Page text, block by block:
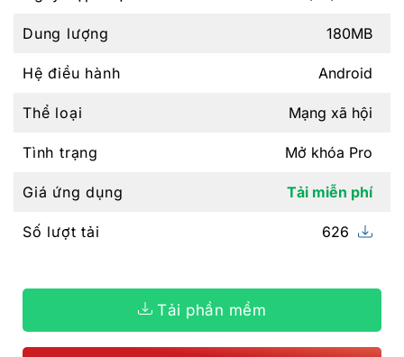
Dung lượng 180MB
Hệ điều hành Android
Thể loại Mạng xã hội
Tình trạng Mở khóa Pro
Giá ứng dụng Tải miễn phí
Số lượt tải 626
Tải phần mềm